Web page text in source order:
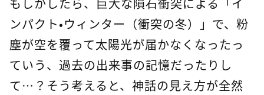
ンパクト・ウィンター（衝突の冬）」で、粉
塵が空を覆って太陽光が届かなくなったっ
ていう、過去の出来事の記憶だったりし
て…？そう考えると、神話の見え方が全然